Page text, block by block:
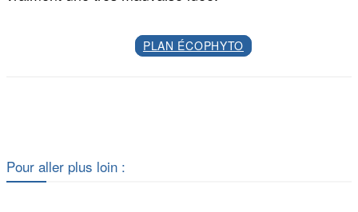
PLAN ÉCOPHYTO
Pour aller plus loin :